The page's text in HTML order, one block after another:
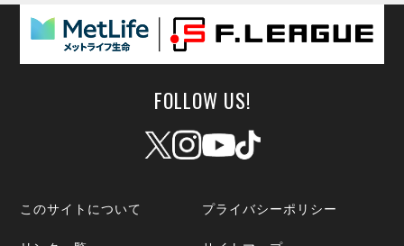
FOLLOW US!
このサイトについて プライバシーポリシー